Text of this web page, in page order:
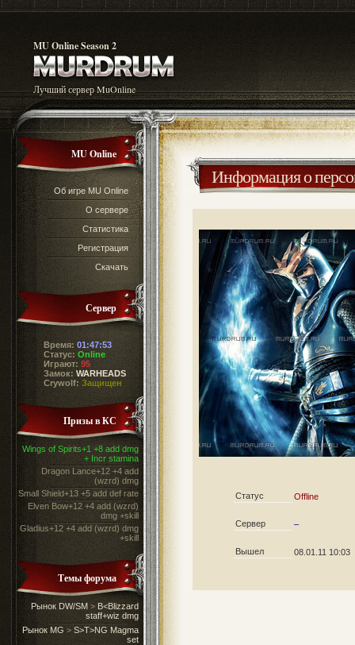
MU Online Season 2
Лучший сервер MuOnline
MU Online
Об игре MU Online
О сервере
Статистика
Регистрация
Скачать
Сервер
Время: 01:47:53
Статус: Online
Играют: 95
Замок: WARHEADS
Crywolf: Защищен
Призы в КС
Wings of Spirits+1 +8 add dmg
+ Incr stamina
Dragon Lance+12 +4 add
(wzrd) dmg
Small Shield+13 +5 add def rate
Elven Bow+12 +4 add (wzrd)
dmg +skill
Gladius+12 +4 add (wzrd) dmg
+skill
Темы форума
Рынок DW/SM > B<Blizzard
staff+wiz dmg
Рынок MG > S>T>NG Magma
set
Информация о
Статус Offline
Сервер –
Вышел 08.01.11 10:03